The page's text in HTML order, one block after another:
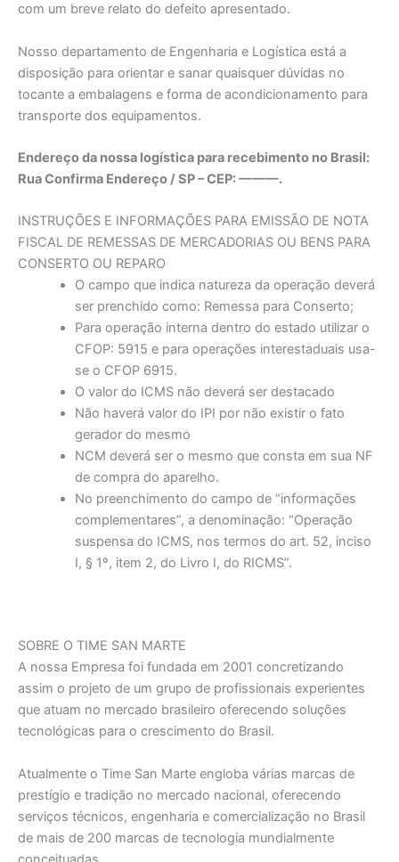
com um breve relato do defeito apresentado.
Nosso departamento de Engenharia e Logística está a
disposição para orientar e sanar quaisquer dúvidas no
tocante a embalagens e forma de acondicionamento para
transporte dos equipamentos.
Endereço da nossa logística para recebimento no Brasil:
Rua Confirma Endereço / SP – CEP: ———.
INSTRUÇÕES E INFORMAÇÕES PARA EMISSÃO DE NOTA
FISCAL DE REMESSAS DE MERCADORIAS OU BENS PARA
CONSERTO OU REPARO
O campo que indica natureza da operação deverá
ser prenchido como: Remessa para Conserto;
Para operação interna dentro do estado utilizar o
CFOP: 5915 e para operações interestaduais usa-
se o CFOP 6915.
O valor do ICMS não deverá ser destacado
Não haverá valor do IPI por não existir o fato
gerador do mesmo
NCM deverá ser o mesmo que consta em sua NF
de compra do aparelho.
No preenchimento do campo de “informações
complementares”, a denominação: “Operação
suspensa do ICMS, nos termos do art. 52, inciso
I, § 1º, item 2, do Livro I, do RICMS”.
SOBRE O TIME SAN MARTE
A nossa Empresa foi fundada em 2001 concretizando
assim o projeto de um grupo de profissionais experientes
que atuam no mercado brasileiro oferecendo soluções
tecnológicas para o crescimento do Brasil.
Atualmente o Time San Marte engloba várias marcas de
prestígio e tradição no mercado nacional, oferecendo
serviços técnicos, engenharia e comercialização no Brasil
de mais de 200 marcas de tecnologia mundialmente